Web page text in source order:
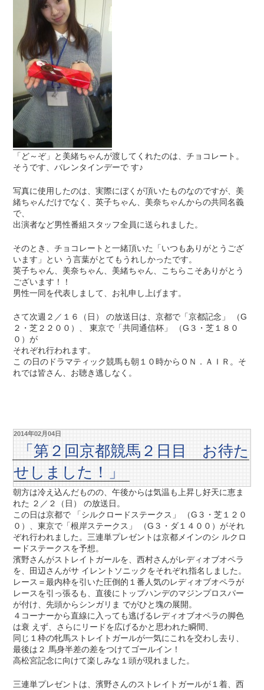
「ど～ぞ」と美緒ちゃんが渡してくれたのは、チョコレート。
そうです、バレンタインデーで す♪
写真に使用したのは、実際にぼくが頂いたものなのですが、美
緒ちゃんだけでなく、英子ちゃん、美奈ちゃんからの共同名義
で、
出演者など男性番組スタッフ全員に送られました。
そのとき、チョコレートと一緒頂いた「いつもありがとうござ
います」とい う言葉がとてもうれしかったです。
英子ちゃん、美奈ちゃん、美緒ちゃん、こちらこそありがとう
ございます！！
男性一同を代表しまして、お礼申し上げます。
さて次週２／１６（日） の放送日は、京都で「京都記念」 （G
２・芝２２００）、 東京で「共同通信杯」 （G３・芝１８０
０）が
それぞれ行われます。
こ の日のドラマティック競馬も朝１０時からＯＮ．ＡＩＲ。そ
れでは皆さん、お聴き逃しなく。
2014年02月04日
「第２回京都競馬２日目 お待た
せしました！」
朝方は冷え込んだものの、午後からは気温も上昇し好天に恵ま
れた ２／２（日） の放送日。
この日は京都で 「シルクロードステークス」 （G３・芝１２０
０）、東京で「根岸ステークス」 （G３・ダ１４００）がそれ
ぞれ行われました。三連単プレゼントは京都メインのシ ルクロ
ードステークスを予想。
濱野さんがストレイトガールを、西村さんがレディオブオペラ
を、田辺さんがサ イレントソニックをそれぞれ指名しました。
レース＝最内枠を引いた圧倒的１番人気のレディオブオペラが
レースを引っ張るも、直後にトップハンデのマジンプロスパー
が付け、先頭からシンガリま でがひと塊の展開。
４コーナーから直線に入っても逃げるレディオブオペラの脚色
は衰 えず、さらにリードを広げるかと思われた瞬間、
同じ１枠の牝馬ストレイトガールが一気にこれを交わし去り、
最後は２ 馬身半差の差をつけてゴールイン！
高松宮記念に向けて楽しみな１頭が現れました。
三連単プレゼントは、濱野さんのストレイトガールが１着、西